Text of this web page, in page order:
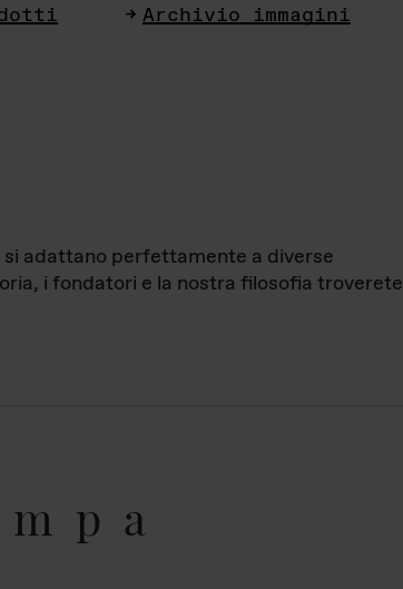
Archivio immagini
adattano perfettamente a diverse
i fondatori e la nostra filosofia troverete